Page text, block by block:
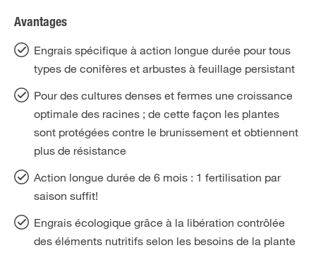
Avantages
Engrais spécifique à action longue durée pour tous
types de conifères et arbustes à feuillage persistant
Pour des cultures denses et fermes une croissance
optimale des racines ; de cette façon les plantes
sont protégées contre le brunissement et obtiennent
plus de résistance
Action longue durée de 6 mois : 1 fertilisation par
saison suffit!
Engrais écologique grâce à la libération contrôlée
des éléments nutritifs selon les besoins de la plante